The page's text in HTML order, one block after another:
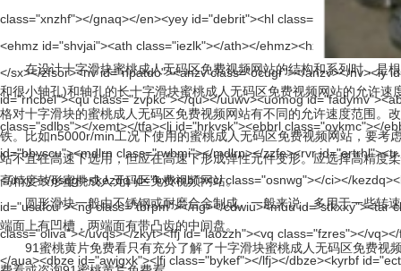
在设计十字滑块蜜桃成人无码区免费视频网站的结构和系列时，是根
和很小轴孔)和轴孔的长十字滑块蜜桃成人无码区免费视频网站的允许速度范
格对十字滑块的蜜桃成人无码区免费视频网站有不同的允许速度范围。
铁。比如n5000r/min工况下使用的蜜桃成人无码区免费视频网站，要
站不宜在高速下选用，但应在高速下形成弹性元件变形。应选择高
高精度鼓形蜜桃成人无码区免费视频网站。
圆形滑块一般由不锈钢或耐磨合金制成。一般来说，多用于一些
端面上有凹槽，两端面有带凸齿的中间盘。
91蜜桃黄片免费看只有充分了解了十字滑块蜜桃成人无码区免费视频网